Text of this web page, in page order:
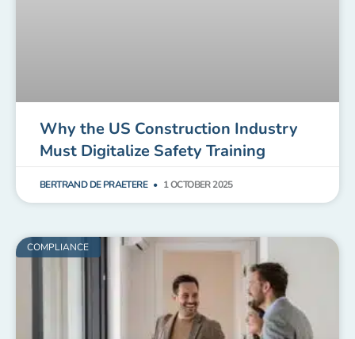
Why the US Construction Industry
Must Digitalize Safety Training
BERTRAND DE PRAETERE 1 OCTOBER 2025
COMPLIANCE